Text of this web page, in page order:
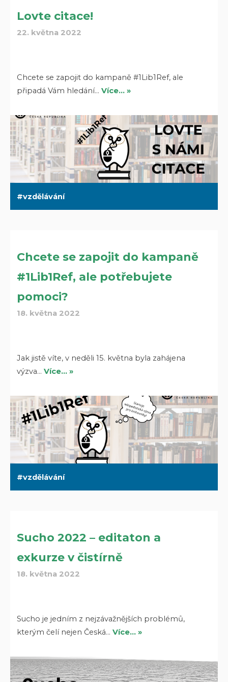
Lovte citace!
22. května 2022
Chcete se zapojit do kampaně #1Lib1Ref, ale
připadá Vám hledání…Více… »
vzdělávání
Chcete se zapojit do kampaně
#1Lib1Ref, ale potřebujete
pomoci?
18. května 2022
Jak jistě víte, v neděli 15. května byla zahájena
výzva…Více… »
vzdělávání
Sucho 2022 – editaton a
exkurze v čistírně
18. května 2022
Sucho je jedním z nejzávažnějších problémů,
kterým čelí nejen Česká…Více… »